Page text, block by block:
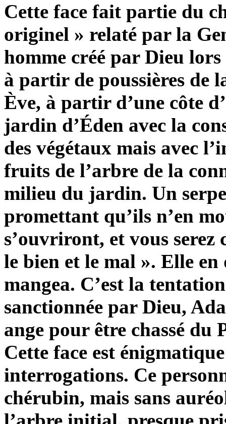
Cette face fait partie du
originel » relaté par la
homme créé par Dieu
à partir de poussières de
Ève, à partir d’une côte
jardin d’Éden avec la
des végétaux mais avec
fruits de l’arbre de la
milieu du jardin. Un
promettant qu’ils n’en
s’ouvriront, et vous serez
le bien et le mal ». Elle
mangea. C’est la
sanctionnée par Dieu,
ange pour être chassé du
Cette face est
interrogations. Ce
chérubin, mais sans